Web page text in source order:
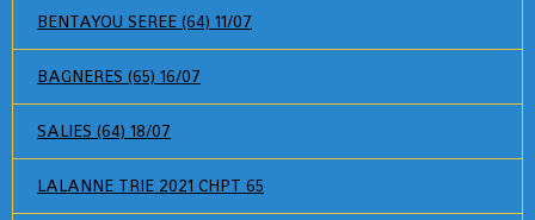
BENTAYOU SEREE (64) 11/07
BAGNERES (65) 16/07
SALIES (64) 18/07
LALANNE TRIE 2021 CHPT 65